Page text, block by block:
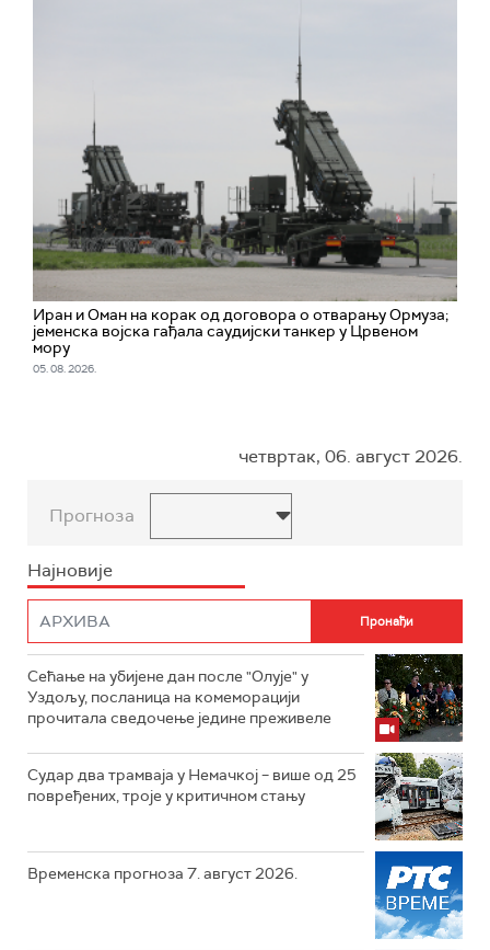
Иран и Оман на корак од договора о отварању Ормуза;
jеменска војска гађала саудијски танкер у Црвеном
мору
05. 08. 2026.
четвртак, 06. август 2026.
Прогноза
Најновије
Сећање на убијене дан после "Олује" у
Уздољу, посланица на комеморацији
прочитала сведочење једине преживеле
Судар два трамваја у Немачкој – више од 25
повређених, троје у критичном стању
Временска прогноза 7. август 2026.